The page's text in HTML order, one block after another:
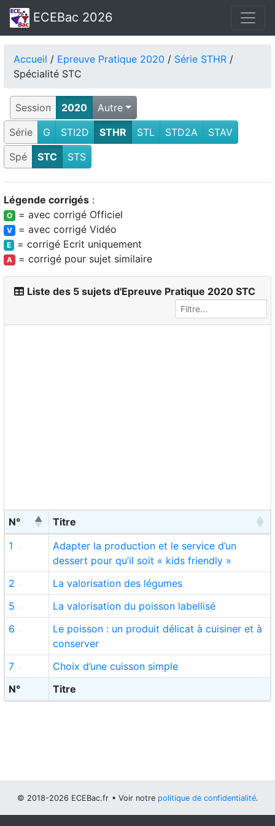
ECEBac 2026
Accueil / Epreuve Pratique 2020 / Série STHR /
Spécialité STC
Session 2020
Autre
Série
G STI2D STHR STL STD2A
STAV
Spé
STC STS
Légende corrigés :
O = avec corrigé Officiel
V = avec corrigé Vidéo
E = corrigé Ecrit uniquement
A = corrigé pour sujet similaire
Liste des 5 sujets d'Epreuve Pratique 2020 STC
N° Titre
N° Titre
1
Adapter la production et le service d’un
dessert pour qu’il soit « kids friendly »
2
La valorisation des légumes
5
La valorisation du poisson labellisé
6
Le poisson : un produit délicat à cuisiner et à
conserver
7
Choix d’une cuisson simple
© 2018-2026 ECEBac.fr • Voir notre politique de confidentialité.